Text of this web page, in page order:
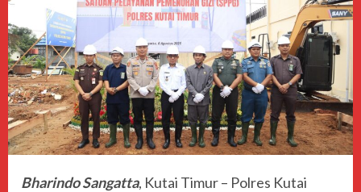
Bharindo Sangatta, Kutai Timur – Polres Kutai